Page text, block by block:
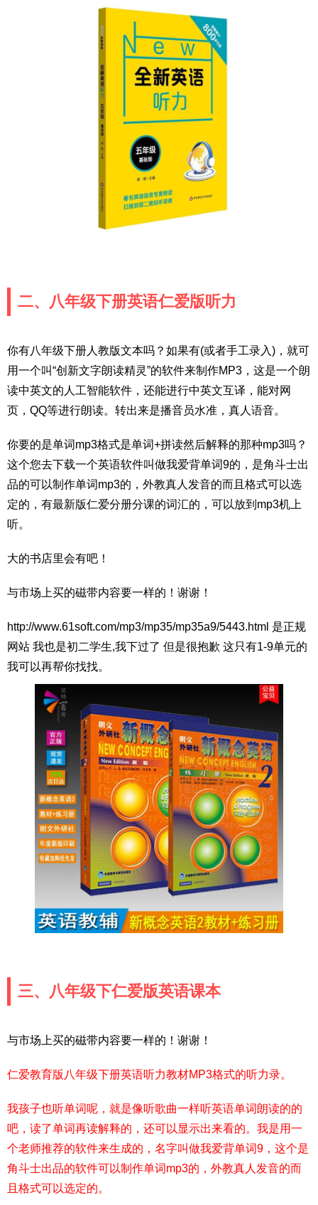
二、八年级下册英语仁爱版听力
你有八年级下册人教版文本吗？如果有(或者手工录入)，就可
用一个叫“创新文字朗读精灵”的软件来制作MP3，这是一个朗
读中英文的人工智能软件，还能进行中英文互译，能对网
页，QQ等进行朗读。转出来是播音员水准，真人语音。
你要的是单词mp3格式是单词+拼读然后解释的那种mp3吗？
这个您去下载一个英语软件叫做我爱背单词9的，是角斗士出
品的可以制作单词mp3的，外教真人发音的而且格式可以选
定的，有最新版仁爱分册分课的词汇的，可以放到mp3机上
听。
大的书店里会有吧！
与市场上买的磁带内容要一样的！谢谢！
http://www.61soft.com/mp3/mp35/mp35a9/5443.html 是正规
网站 我也是初二学生,我下过了 但是很抱歉 这只有1-9单元的
我可以再帮你找找。
三、八年级下仁爱版英语课本
与市场上买的磁带内容要一样的！谢谢！
仁爱教育版八年级下册英语听力教材MP3格式的听力录。
我孩子也听单词呢，就是像听歌曲一样听英语单词朗读的的
吧，读了单词再读解释的，还可以显示出来看的。我是用一
个老师推荐的软件来生成的，名字叫做我爱背单词9，这个是
角斗士出品的软件可以制作单词mp3的，外教真人发音的而
且格式可以选定的。